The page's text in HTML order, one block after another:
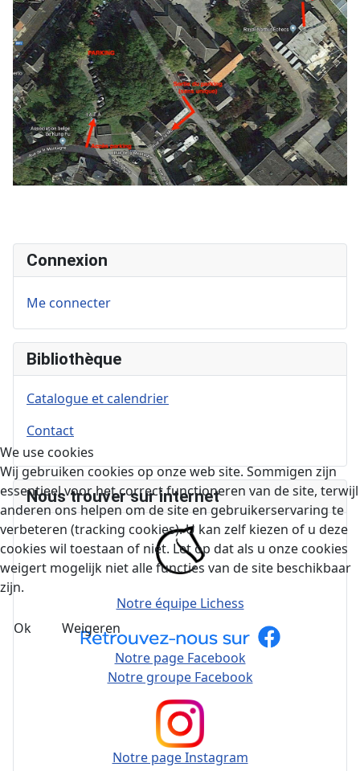
Connexion
Me connecter
Bibliothèque
Catalogue et calendrier
Contact
Nous trouver sur internet
Notre équipe Lichess
Notre page Facebook
Notre groupe Facebook
Notre page Instagram
We use cookies
Wij gebruiken cookies op onze web site. Sommigen zijn
essentieel voor het correct functioneren van de site, terwijl
anderen ons helpen om de site en gebruikerservaring te
verbeteren (tracking cookies). U kan zelf kiezen of u deze
cookies wil toestaan of niet. Let op dat als u onze cookies
weigert mogelijk niet alle functies van de site beschikbaar
zijn.
Ok Weigeren